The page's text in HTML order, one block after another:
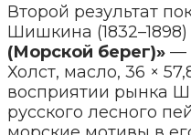
Второй результат
Шишкина (1832–1898)
(Морской берег)» —
Холст, масло, 36 ×
восприятии рынка
русского лесного